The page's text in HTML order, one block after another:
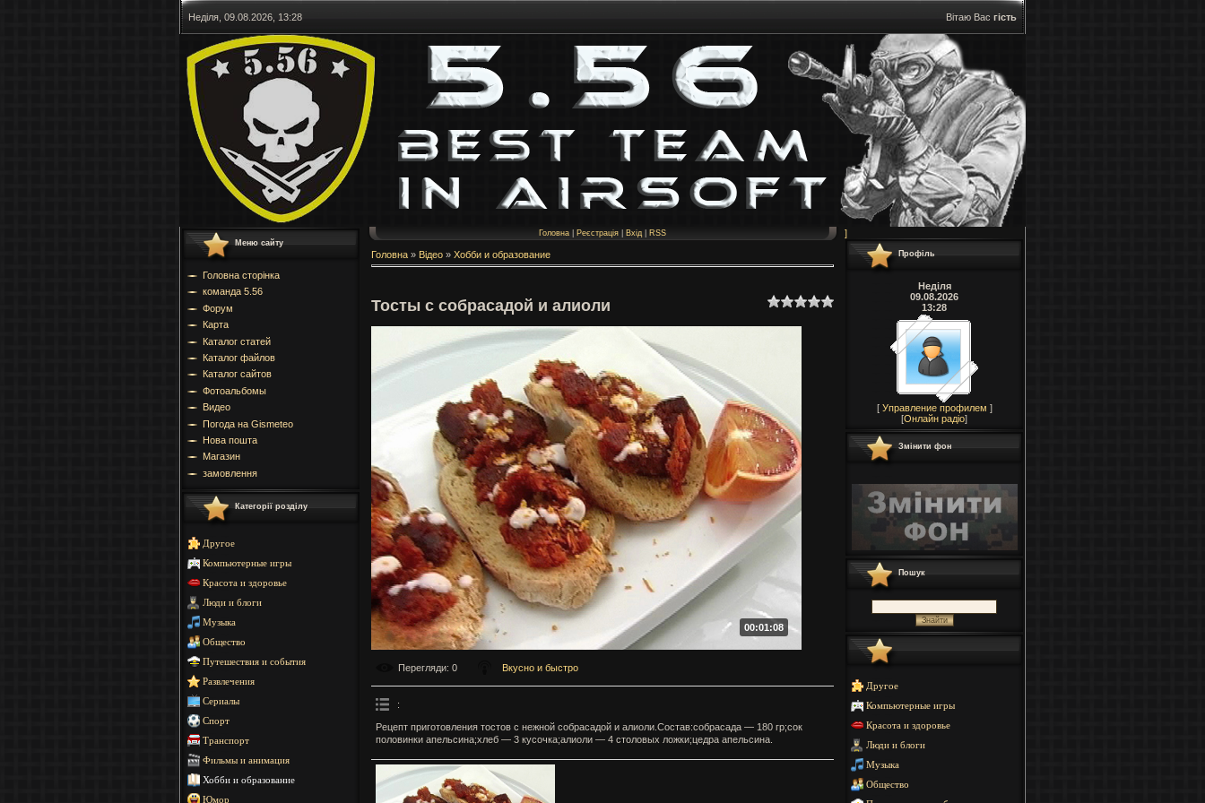
Неділя, 09.08.2026, 13:28 Вітаю Вас гість
Меню сайту
Головна сторінка
команда 5.56
Форум
Карта
Каталог статей
Каталог файлов
Каталог сайтов
Фотоальбомы
Видео
Погода на Gismeteo
Нова пошта
Магазин
замовлення
Категорії розділу
Другое
Компьютерные игры
Красота и здоровье
Люди и блоги
Музыка
Общество
Путешествия и события
Развлечения
Сериалы
Спорт
Транспорт
Фильмы и анимация
Хобби и образование
Юмор
Головна Реєстрація Вхід RSS
Головна » Відео » Хобби и образование
Тосты с собрасадой и алиоли
00:01:08
Перегляди: 0 Вкусно и быстро
:
Рецепт приготовления тостов с нежной собрасадой и алиоли.Состав:собрасада — 180 гр;сок
половинки апельсина;хлеб — 3 кусочка;алиоли — 4 столовых ложки;цедра апельсина.
]
Профіль
Неділя
09.08.2026
13:28
[ Управление профилем ]
[Онлайн радіо]
Змінити фон
Пошук
Другое
Компьютерные игры
Красота и здоровье
Люди и блоги
Музыка
Общество